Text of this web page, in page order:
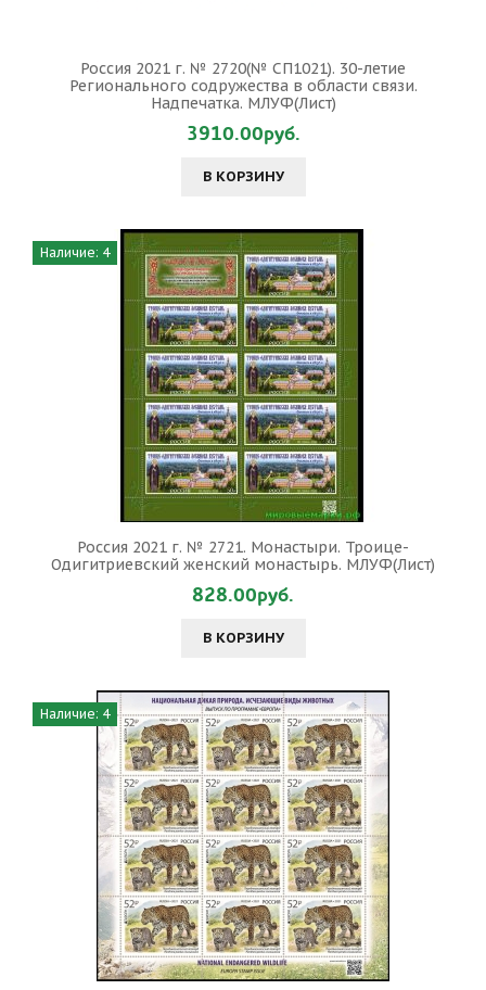
Россия 2021 г. № 2720(№ СП1021). 30-летие
Регионального содружества в области связи.
Надпечатка. МЛУФ(Лист)
3910.00руб.
В КОРЗИНУ
Наличие: 4
Россия 2021 г. № 2721. Монастыри. Троице-
Одигитриевский женский монастырь. МЛУФ(Лист)
828.00руб.
В КОРЗИНУ
Наличие: 4